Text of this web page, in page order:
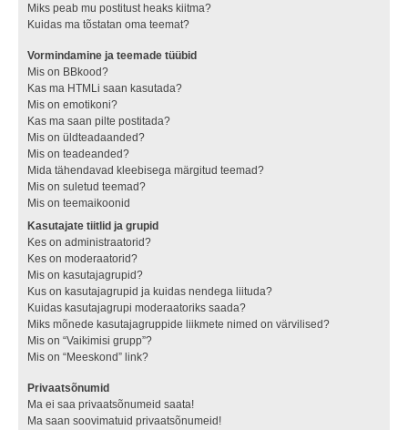
Miks peab mu postitust heaks kiitma?
Kuidas ma tõstatan oma teemat?
Vormindamine ja teemade tüübid
Mis on BBkood?
Kas ma HTMLi saan kasutada?
Mis on emotikoni?
Kas ma saan pilte postitada?
Mis on üldteadaanded?
Mis on teadeanded?
Mida tähendavad kleebisega märgitud teemad?
Mis on suletud teemad?
Mis on teemaikoonid
Kasutajate tiitlid ja grupid
Kes on administraatorid?
Kes on moderaatorid?
Mis on kasutajagrupid?
Kus on kasutajagrupid ja kuidas nendega liituda?
Kuidas kasutajagrupi moderaatoriks saada?
Miks mõnede kasutajagruppide liikmete nimed on värvilised?
Mis on “Vaikimisi grupp”?
Mis on “Meeskond” link?
Privaatsõnumid
Ma ei saa privaatsõnumeid saata!
Ma saan soovimatuid privaatsõnumeid!